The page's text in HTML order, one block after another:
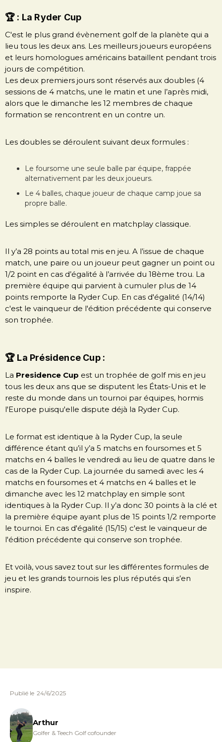
🏆 : La Ryder Cup
C'est le plus grand évènement golf de la planète qui a
lieu tous les deux ans. Les meilleurs joueurs européens
et leurs homologues américains bataillent pendant trois
jours de compétition.
Les deux premiers jours sont réservés aux doubles (4
sessions de 4 matchs, une le matin et une l’après midi,
alors que le dimanche les 12 membres de chaque
formation se rencontrent en un contre un.
Les doubles se déroulent suivant deux formules :
Le foursome une seule balle par équipe, frappée
alternativement par les deux joueurs.
Le 4 balles, chaque joueur de chaque camp joue sa
propre balle.
Les simples se déroulent en matchplay classique.
Il y’a 28 points au total mis en jeu. A l’issue de chaque
match, une paire ou un joueur peut gagner un point ou
1/2 point en cas d’égalité à l’arrivée du 18ème trou. La
première équipe qui parvient à cumuler plus de 14
points remporte la Ryder Cup. En cas d'égalité (14/14)
c'est le vainqueur de l'édition précédente qui conserve
son trophée.
🏆 La Présidence Cup :
La Presidence Cup est un trophée de golf mis en jeu
tous les deux ans que se disputent les États-Unis et le
reste du monde dans un tournoi par équipes, hormis
l'Europe puisqu'elle dispute déjà la Ryder Cup.
Le format est identique à la Ryder Cup, la seule
différence étant qu’il y’a 5 matchs en foursomes et 5
matchs en 4 balles le vendredi au lieu de quatre dans le
cas de la Ryder Cup. La journée du samedi avec les 4
matchs en foursomes et 4 matchs en 4 balles et le
dimanche avec les 12 matchplay en simple sont
identiques à la Ryder Cup. Il y’a donc 30 points à la clé et
la première équipe ayant plus de 15 points 1/2 remporte
le tournoi. En cas d'égalité (15/15) c'est le vainqueur de
l'édition précédente qui conserve son trophée.
Et voilà, vous savez tout sur les différentes formules de
jeu et les grands tournois les plus réputés qui s’en
inspire.
Publié le 24/6/2025
Arthur
Golfer & Teech Golf cofounder